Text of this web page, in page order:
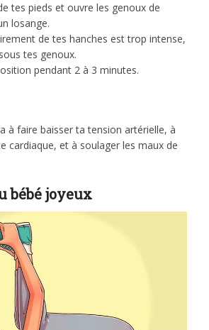
de tes pieds et ouvre les genoux de
losange.
de tes hanches est trop intense,
tes genoux.
pendant 2 à 3 minutes.
à faire baisser ta tension artérielle, à
cardiaque, et à soulager les maux de
bébé joyeux